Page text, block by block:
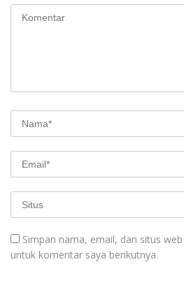
Simpan nama, email, dan situs
untuk komentar saya berikutnya.